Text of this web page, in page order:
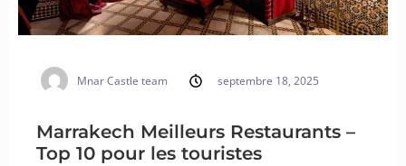
Mnar Castle team septembre 18, 2025
Marrakech Meilleurs Restaurants –
Top 10 pour les touristes